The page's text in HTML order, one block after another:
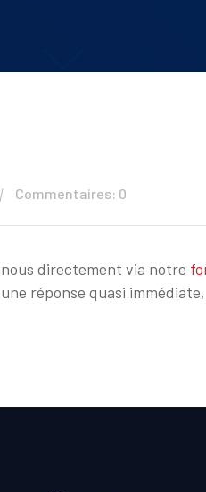
Commentaires: 0
directement via notre
réponse quasi